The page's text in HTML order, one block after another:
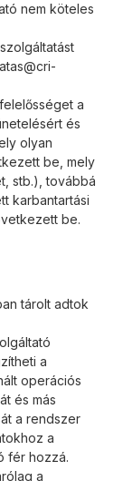
nem köteles
a
és
olyan
be, mely
stb.), továbbá
karbantartási
be.
tárolt adtok
a
operációs
és más
a rendszer
a
fér hozzá.
a